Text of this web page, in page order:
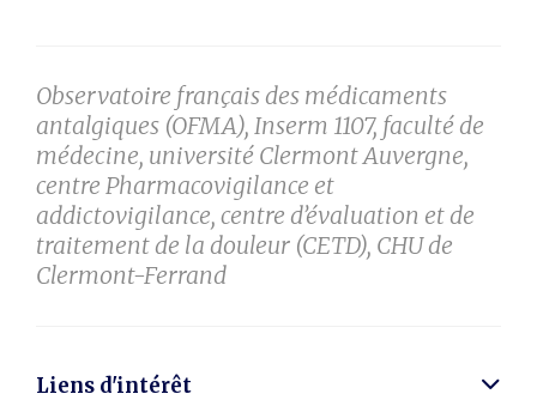
Observatoire français des médicaments
antalgiques (OFMA), Inserm 1107, faculté de
médecine, université Clermont Auvergne,
centre Pharmacovigilance et
addictovigilance, centre d’évaluation et de
traitement de la douleur (CETD), CHU de
Clermont-Ferrand
Liens d'intérêt